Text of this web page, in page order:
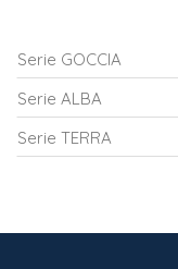
Serie GOCCIA
Serie ALBA
Serie TERRA